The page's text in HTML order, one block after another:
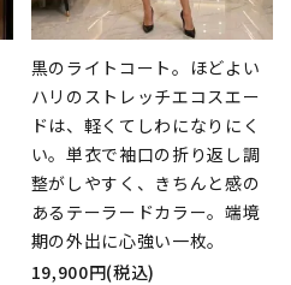
黒のライトコート。ほどよい
ハリのストレッチエコスエー
ドは、軽くてしわになりにく
い。単衣で袖口の折り返し調
整がしやすく、きちんと感の
あるテーラードカラー。端境
期の外出に心強い一枚。
19,900円(税込)